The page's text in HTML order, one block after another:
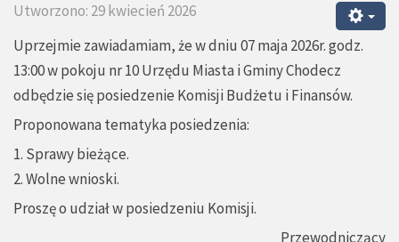
Utworzono: 29 kwiecień 2026
Uprzejmie zawiadamiam, że w dniu 07 maja 2026r. godz.
13:00 w pokoju nr 10 Urzędu Miasta i Gminy Chodecz
odbędzie się posiedzenie Komisji Budżetu i Finansów.
Proponowana tematyka posiedzenia:
1. Sprawy bieżące.
2. Wolne wnioski.
Proszę o udział w posiedzeniu Komisji.
Przewodniczący